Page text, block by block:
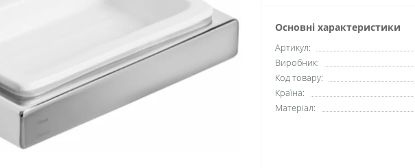
Основні характеристики
Артикул:
Виробник:
Код товару:
Країна:
Матеріал: